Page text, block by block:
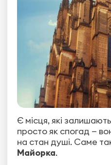
Є місця, які
просто як спогад —
на стан душі. Саме
Майорка.